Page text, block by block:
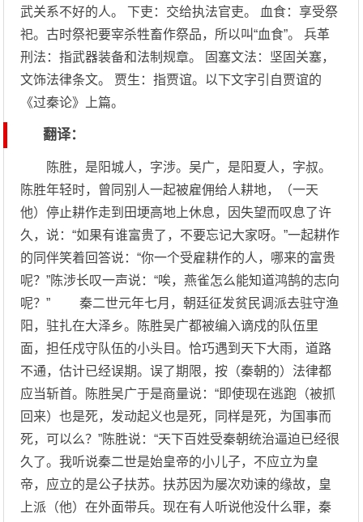
武关系不好的人。 下吏：交给执法官吏。 血食：享受祭
祀。古时祭祀要宰杀牲畜作祭品，所以叫“血食”。 兵革
刑法：指武器装备和法制规章。 固塞文法：坚固关塞，
文饰法律条文。 贾生：指贾谊。以下文字引自贾谊的
《过秦论》上篇。
翻译：
陈胜，是阳城人，字涉。吴广，是阳夏人，字叔。
陈胜年轻时，曾同别人一起被雇佣给人耕地，（一天
他）停止耕作走到田埂高地上休息，因失望而叹息了许
久，说：“如果有谁富贵了，不要忘记大家呀。”一起耕作
的同伴笑着回答说：“你一个受雇耕作的人，哪来的富贵
呢？”陈涉长叹一声说：“唉，燕雀怎么能知道鸿鹄的志向
呢？” 秦二世元年七月，朝廷征发贫民调派去驻守渔
阳，驻扎在大泽乡。陈胜吴广都被编入谪戍的队伍里
面，担任戍守队伍的小头目。恰巧遇到天下大雨，道路
不通，估计已经误期。误了期限，按（秦朝的）法律都
应当斩首。陈胜吴广于是商量说：“即使现在逃跑（被抓
回来）也是死，发动起义也是死，同样是死，为国事而
死，可以么？”陈胜说：“天下百姓受秦朝统治逼迫已经很
久了。我听说秦二世是始皇帝的小儿子，不应立为皇
帝，应立的是公子扶苏。扶苏因为屡次劝谏的缘故，皇
上派（他）在外面带兵。现在有人听说他没什么罪，秦